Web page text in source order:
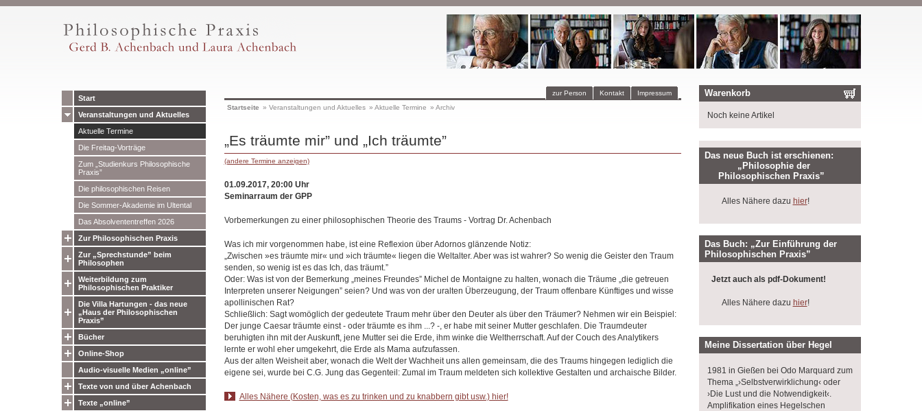
Start
Veranstaltungen und Aktuelles
Aktuelle Termine
Die Freitag-Vorträge
Zum „Studienkurs Philosophische
Praxis”
Die philosophischen Reisen
Die Sommer-Akademie im Ultental
Das Absolvententreffen 2026
Zur Philosophischen Praxis
Zur „Sprechstunde” beim
Philosophen
Weiterbildung zum
Philosophischen Praktiker
Die Villa Hartungen - das neue
„Haus der Philosophischen
Praxis”
Bücher
Online-Shop
Audio-visuelle Medien „online”
Texte von und über Achenbach
Texte „online”
Impressum
Kontakt
zur Person
Startseite » Veranstaltungen und Aktuelles » Aktuelle Termine » Archiv
„Es träumte mir” und „Ich träumte”
(andere Termine anzeigen)
01.09.2017, 20:00 Uhr
Seminarraum der GPP
Vorbemerkungen zu einer philosophischen Theorie des Traums - Vortrag Dr. Achenbach
Was ich mir vorgenommen habe, ist eine Reflexion über Adornos glänzende Notiz:
„Zwischen »es träumte mir« und »ich träumte« liegen die Weltalter. Aber was ist wahrer? So wenig die Geister den Traum
senden, so wenig ist es das Ich, das träumt.”
Oder: Was ist von der Bemerkung „meines Freundes” Michel de Montaigne zu halten, wonach die Träume „die getreuen
Interpreten unserer Neigungen” seien? Und was von der uralten Überzeugung, der Traum offenbare Künftiges und wisse
apollinischen Rat?
Schließlich: Sagt womöglich der gedeutete Traum mehr über den Deuter als über den Träumer? Nehmen wir ein Beispiel:
Der junge Caesar träumte einst - oder träumte es ihm ...? -, er habe mit seiner Mutter geschlafen. Die Traumdeuter
beruhigten ihn mit der Auskunft, jene Mutter sei die Erde, ihm winke die Weltherrschaft. Auf der Couch des Analytikers
lernte er wohl eher umgekehrt, die Erde als Mama aufzufassen.
Aus der alten Weisheit aber, wonach die Welt der Wachheit uns allen gemeinsam, die des Traums hingegen lediglich die
eigene sei, wurde bei C.G. Jung das Gegenteil: Zumal im Traum meldeten sich kollektive Gestalten und archaische Bilder.
Alles Nähere (Kosten, was es zu trinken und zu knabbern gibt usw.) hier!
Warenkorb
Noch keine Artikel
Das neue Buch ist erschienen:
„Philosophie der
Philosophischen Praxis”
Alles Nähere dazu hier!
Das Buch: „Zur Einführung der
Philosophischen Praxis”
Jetzt auch als pdf-Dokument!
Alles Nähere dazu hier!
Meine Dissertation über Hegel
1981 in Gießen bei Odo Marquard zum
Thema „›Selbstverwirklichung‹ oder
›Die Lust und die Notwendigkeit‹.
Amplifikation eines Hegelschen